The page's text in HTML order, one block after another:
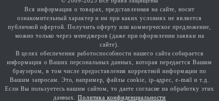
Вся информация о товарах, представленная на сайте, носит
ознакомительный характер и ни при каких условиях не является
публичной офертой. Получить оферту или коммерческое предложение,
можно только через менеджеров (даже при оформлении заявки на
сайте).
В целях обеспечения работоспособности нашего сайта собирается
информация о Ваших персональных данных, которая передается Вашим
браузером, в том числе предоставления корректной информации по
Вашим запросам. Это, например, файлы cookie, ip-адрес, e-mail и т.д.
Если Вы пользуетесь нашим сайтом, то даете согласие на обработку этих
данных. Политика конфиденциальности